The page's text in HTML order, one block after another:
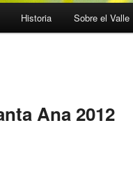
Historia Sobre el Valle
Ana 2012